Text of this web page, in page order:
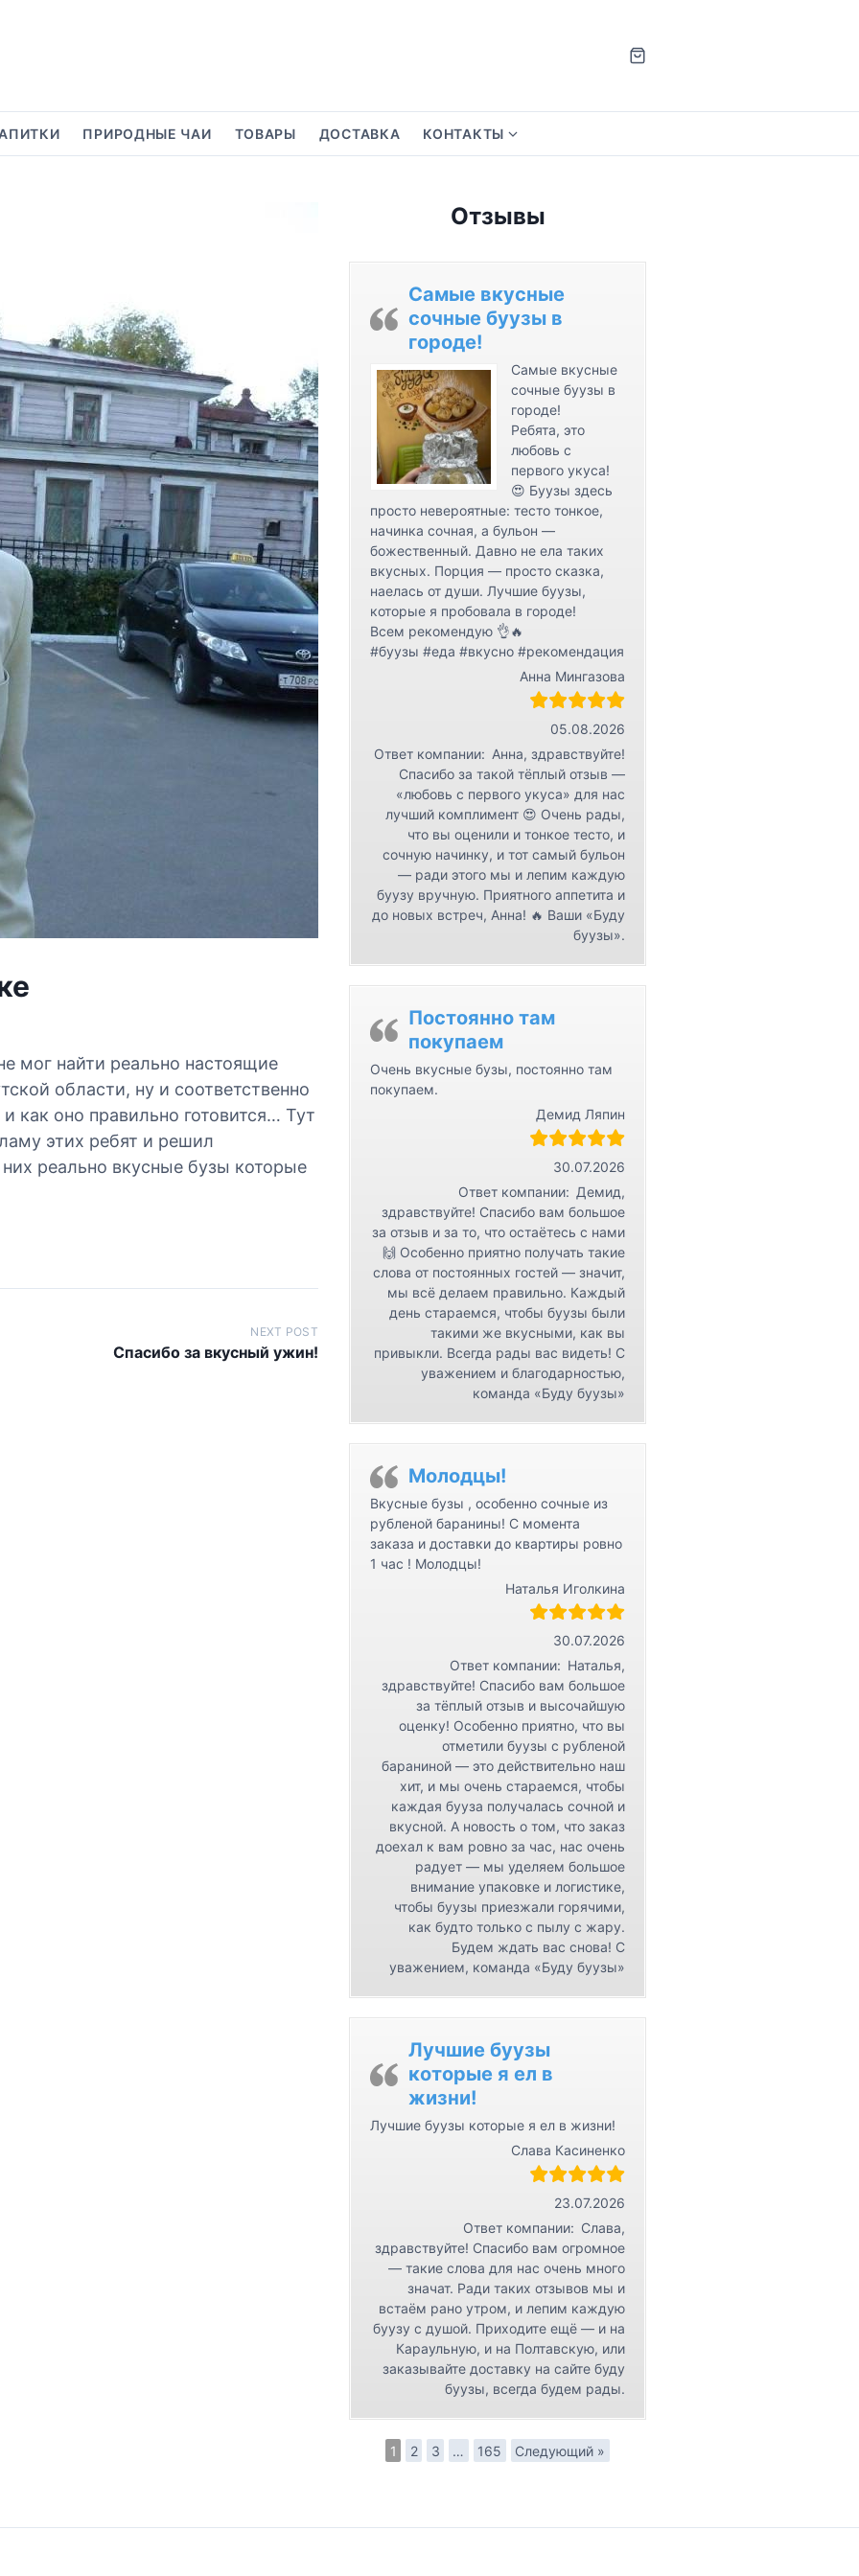
ПРИРОДНЫЕ ЧАИ ТОВАРЫ ДОСТАВКА КОНТАКТЫ
w
u
m
e
u
f
o
r
К
о
н
т
а
к
т
ы
мог найти реально настоящие
области, ну и соответственно
как оно правильно готовится… Тут
этих ребят и решил
реально вкусные бузы которые
NEXT POST
Спасибо за вкусный ужин!
Отзывы
Самые вкусные
сочные буузы в
городе!
Самые вкусные
сочные буузы в
городе!
Ребята, это
любовь с
первого укуса!
😍 Буузы здесь
просто невероятные: тесто тонкое,
начинка сочная, а бульон —
божественный. Давно не ела таких
вкусных. Порция — просто сказка,
наелась от души. Лучшие буузы,
которые я пробовала в городе!
Всем рекомендую 👌🔥
#буузы #еда #вкусно #рекомендация
Анна Мингазова
05.08.2026
Ответ компании: Анна, здравствуйте!
Спасибо за такой тёплый отзыв —
«любовь с первого укуса» для нас
лучший комплимент 😍 Очень рады,
что вы оценили и тонкое тесто, и
сочную начинку, и тот самый бульон
— ради этого мы и лепим каждую
буузу вручную. Приятного аппетита и
до новых встреч, Анна! 🔥 Ваши «Буду
буузы».
Постоянно там
покупаем
Очень вкусные бузы, постоянно там
покупаем.
Демид Ляпин
30.07.2026
Ответ компании: Демид,
здравствуйте! Спасибо вам большое
за отзыв и за то, что остаётесь с нами
🙌 Особенно приятно получать такие
слова от постоянных гостей — значит,
мы всё делаем правильно. Каждый
день стараемся, чтобы буузы были
такими же вкусными, как вы
привыкли. Всегда рады вас видеть! С
уважением и благодарностью,
команда «Буду буузы»
Молодцы!
Вкусные бузы , особенно сочные из
рубленой баранины! С момента
заказа и доставки до квартиры ровно
1 час ! Молодцы!
Наталья Иголкина
30.07.2026
Ответ компании: Наталья,
здравствуйте! Спасибо вам большое
за тёплый отзыв и высочайшую
оценку! Особенно приятно, что вы
отметили буузы с рубленой
бараниной — это действительно наш
хит, и мы очень стараемся, чтобы
каждая бууза получалась сочной и
вкусной. А новость о том, что заказ
доехал к вам ровно за час, нас очень
радует — мы уделяем большое
внимание упаковке и логистике,
чтобы буузы приезжали горячими,
как будто только с пылу с жару.
Будем ждать вас снова! С
уважением, команда «Буду буузы»
Лучшие буузы
которые я ел в
жизни!
Лучшие буузы которые я ел в жизни!
Слава Касиненко
23.07.2026
Ответ компании: Слава,
здравствуйте! Спасибо вам огромное
— такие слова для нас очень много
значат. Ради таких отзывов мы и
встаём рано утром, и лепим каждую
буузу с душой. Приходите ещё — и на
Караульную, и на Полтавскую, или
заказывайте доставку на сайте буду
буузы, всегда будем рады.
1 2 3 … 165 Следующий »